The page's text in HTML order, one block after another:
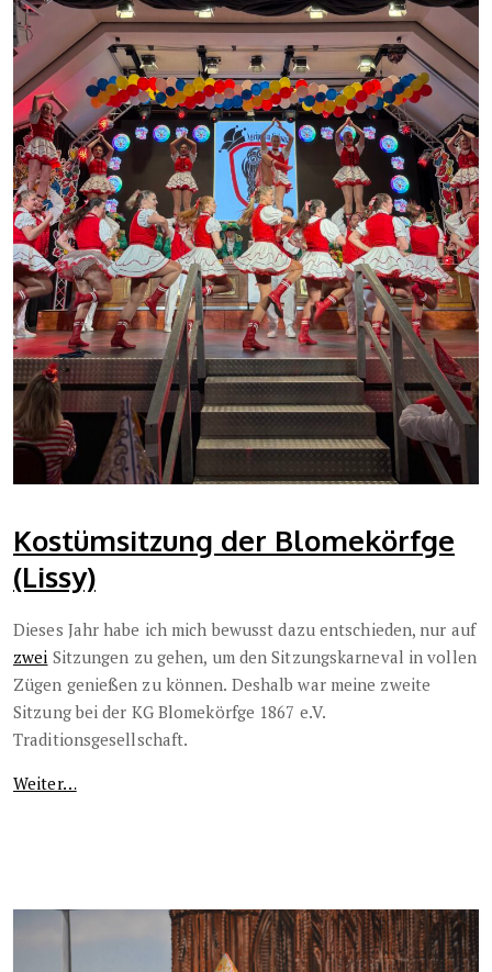
Kostümsitzung der Blomekörfge
(Lissy)
Dieses Jahr habe ich mich bewusst dazu entschieden, nur auf
zwei Sitzungen zu gehen, um den Sitzungskarneval in vollen
Zügen genießen zu können. Deshalb war meine zweite
Sitzung bei der KG Blomekörfge 1867 e.V.
Traditionsgesellschaft.
Weiter…